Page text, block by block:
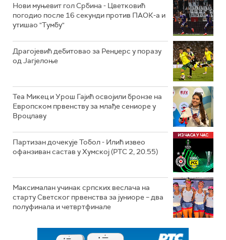
Нови муњевит гол Србина - Цветковић
погодио после 16 секунди против ПАОК-а и
утишао "Тумбу"
Драгојевић дебитовао за Ренџерс у поразу
од Јагјелоње
Теа Микец и Урош Гајић освојили бронзе на
Европском првенству за млађе сениоре у
Вроцлаву
Партизан дочекује Тобол - Илић извео
офанзиван састав у Хумској (РТС 2, 20.55)
Максималан учинак српских веслача на
старту Светског првенства за јуниоре – два
полуфинала и четвртфинале